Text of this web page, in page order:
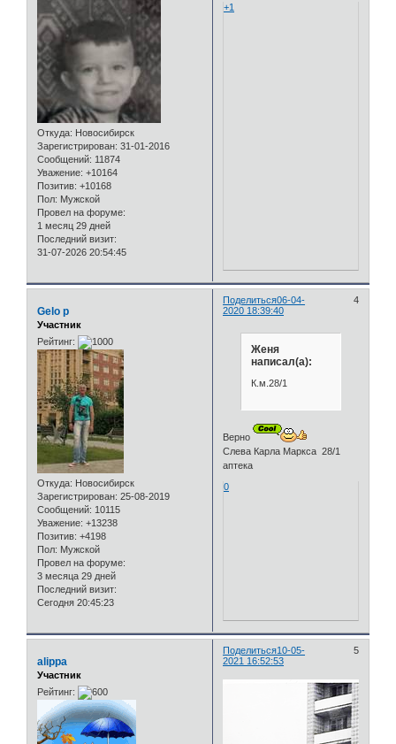
Откуда: Новосибирск
Зарегистрирован: 31-01-2016
Сообщений: 11874
Уважение: +10164
Позитив: +10168
Пол: Мужской
Провел на форуме:
1 месяц 29 дней
Последний визит:
31-07-2026 20:54:45
+1
Поделиться 4
06-04-
2020 18:39:40
Gelo p
Участник
Рейтинг:
Откуда: Новосибирск
Зарегистрирован: 25-08-2019
Сообщений: 10115
Уважение: +13238
Позитив: +4198
Пол: Мужской
Провел на форуме:
3 месяца 29 дней
Последний визит:
Сегодня 20:45:23
Женя
написал(а):
К.м.28/1
Верно
Слева Карла Маркса 28/1
аптека
0
Поделиться 5
10-05-
2021 16:52:53
alippa
Участник
Рейтинг: